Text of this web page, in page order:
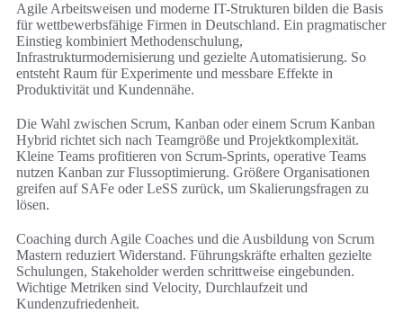
Agile Arbeitsweisen und moderne IT-Strukturen bilden die Basis
für wettbewerbsfähige Firmen in Deutschland. Ein pragmatischer
Einstieg kombiniert Methodenschulung,
Infrastrukturmodernisierung und gezielte Automatisierung. So
entsteht Raum für Experimente und messbare Effekte in
Produktivität und Kundennähe.
Die Wahl zwischen Scrum, Kanban oder einem Scrum Kanban
Hybrid richtet sich nach Teamgröße und Projektkomplexität.
Kleine Teams profitieren von Scrum-Sprints, operative Teams
nutzen Kanban zur Flussoptimierung. Größere Organisationen
greifen auf SAFe oder LeSS zurück, um Skalierungsfragen zu
lösen.
Coaching durch Agile Coaches und die Ausbildung von Scrum
Mastern reduziert Widerstand. Führungskräfte erhalten gezielte
Schulungen, Stakeholder werden schrittweise eingebunden.
Wichtige Metriken sind Velocity, Durchlaufzeit und
Kundenzufriedenheit.